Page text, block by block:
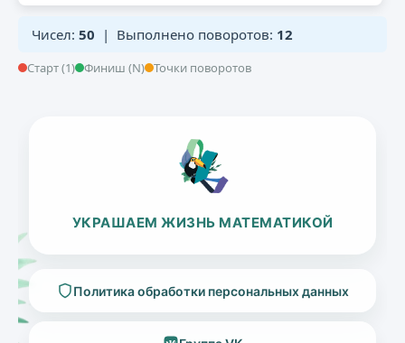
Чисел: 50 | Выполнено поворотов: 12
Старт (1) Финиш (N) Точки поворотов
УКРАШАЕМ ЖИЗНЬ МАТЕМАТИКОЙ
Политика обработки персональных данных